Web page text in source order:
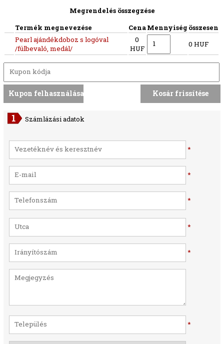
Megrendelés összegzése
Termék megnevezése
CenaMennyiség összesen
Pearl ajándékdoboz s logóval
/fülbevaló, medál/
0
HUF
0 HUF
Számlázási adatok
*
*
*
*
*
*